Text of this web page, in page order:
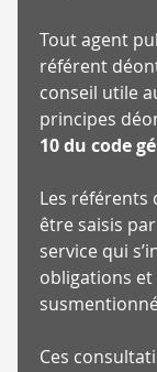
Tout agent
référent
conseil utile
principes
10 du code
Les référents
être saisis
service qui
obligations
Ces